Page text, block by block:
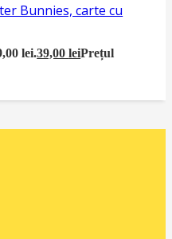
Bunnies, carte cu
lei.39,00leiPrețul